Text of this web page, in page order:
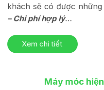
khách sẽ có được những
– Chi phí hợp lý…
Xem chi tiết
Máy móc